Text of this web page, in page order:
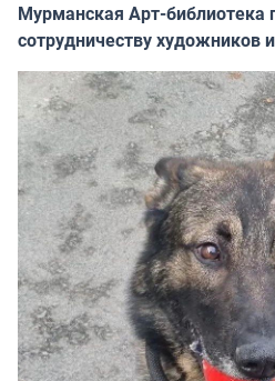
Мурманская Арт-библиотека
сотрудничеству художников